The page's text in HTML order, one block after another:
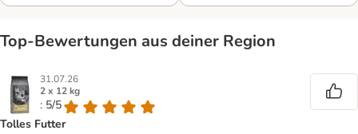
Top‑Bewertungen aus deiner Region
31.07.26
2 x 12 kg
: 5/5
Tolles Futter